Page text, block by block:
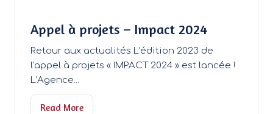
Appel à projets – Impact 2024
Retour aux actualités L’édition 2023 de
l’appel à projets « IMPACT 2024 » est lancée !
L’Agence...
Read More